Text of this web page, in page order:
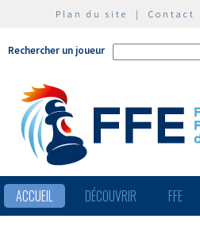
Plan du site | Contact
Rechercher un joueur
ACCUEIL DÉCOUVRIR FFE